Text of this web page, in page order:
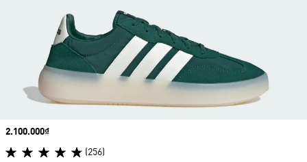
Price
2.100.000₫
(256)